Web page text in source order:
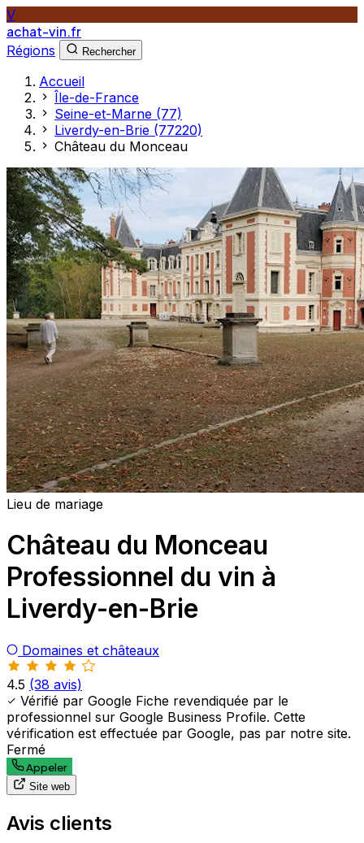
V
achat-vin.fr
Régions Rechercher
Accueil
Île-de-France
Seine-et-Marne (77)
Liverdy-en-Brie (77220)
Château du Monceau
Lieu de mariage
Château du Monceau
Professionnel du vin à
Liverdy-en-Brie
Domaines et châteaux
4.5 (38 avis)
Vérifié par Google Fiche revendiquée par le
professionnel sur Google Business Profile. Cette
vérification est effectuée par Google, pas par notre site.
Fermé
Appeler
Site web
Avis clients